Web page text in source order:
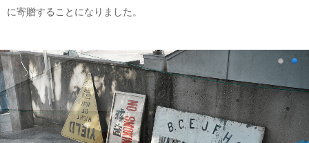
に寄贈することになりました。